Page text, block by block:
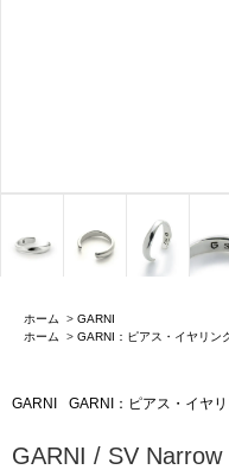
ホーム > GARNI
ホーム
> GARNI：ピアス・イヤリン
GARNI GARNI：ピアス・イヤ
GARNI / SV